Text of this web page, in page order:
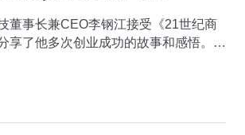
董事长兼CEO李钢江接受《21世纪商
享了他多次创业成功的故事和感悟。作
型服务，其发展也得到了行业客户和资